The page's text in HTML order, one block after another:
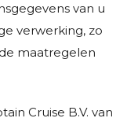
van u
verwerking, zo
maatregelen
Cruise B.V. van